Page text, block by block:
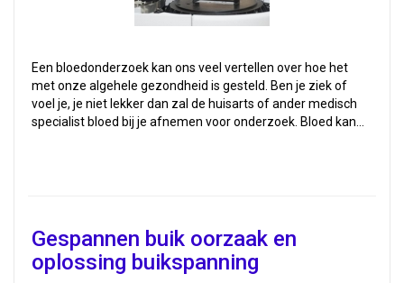
Een bloedonderzoek kan ons veel vertellen over hoe het
met onze algehele gezondheid is gesteld. Ben je ziek of
voel je, je niet lekker dan zal de huisarts of ander medisch
specialist bloed bij je afnemen voor onderzoek. Bloed kan…
Gespannen buik oorzaak en
oplossing buikspanning